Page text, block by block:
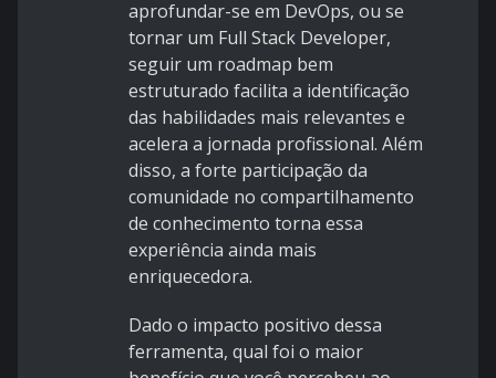
aprofundar-se em DevOps, ou se
tornar um Full Stack Developer,
seguir um roadmap bem
estruturado facilita a identificação
das habilidades mais relevantes e
acelera a jornada profissional. Além
disso, a forte participação da
comunidade no compartilhamento
de conhecimento torna essa
experiência ainda mais
enriquecedora.
Dado o impacto positivo dessa
ferramenta, qual foi o maior